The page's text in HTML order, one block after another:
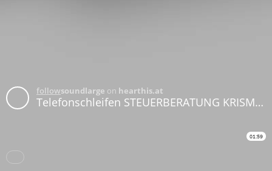
followsoundlarge on hearthis.at
Telefonschleifen STEUERBERATUNG KRISMER ÖTZBRUGGER 2026
01:59